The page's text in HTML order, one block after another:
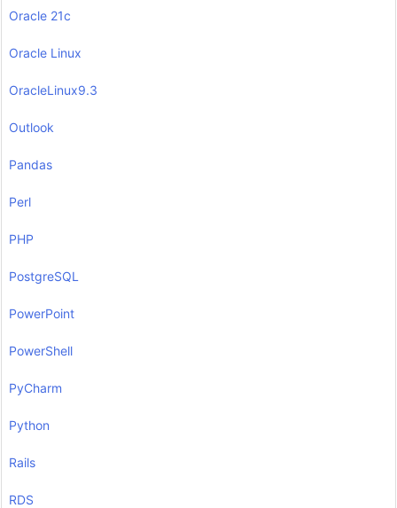
Oracle 21c
Oracle Linux
OracleLinux9.3
Outlook
Pandas
Perl
PHP
PostgreSQL
PowerPoint
PowerShell
PyCharm
Python
Rails
RDS